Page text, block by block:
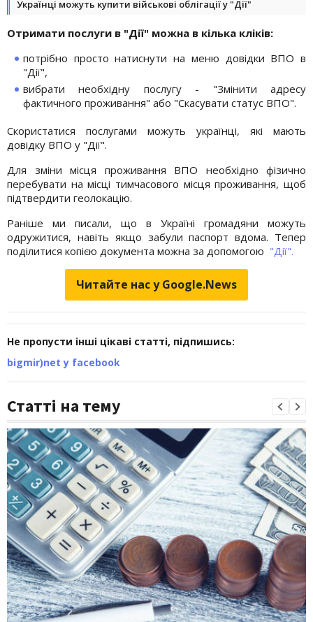
Українці можуть купити військові облігації у "Дії"
Отримати послуги в "Дії" можна в кілька кліків:
потрібно просто натиснути на меню довідки ВПО в
"Дії",
вибрати необхідну послугу - "Змінити адресу
фактичного проживання" або "Скасувати статус ВПО".
Скористатися послугами можуть українці, які мають
довідку ВПО у "Дії".
Для зміни місця проживання ВПО необхідно фізично
перебувати на місці тимчасового місця проживання, щоб
підтвердити геолокацію.
Раніше ми писали, що в Україні громадяни можуть
одружитися, навіть якщо забули паспорт вдома. Тепер
поділитися копією документа можна за допомогою "Дії".
Читайте нас у Google.News
Не пропусти інші цікаві статті, підпишись:
bigmir)net у facebook
Статті на тему